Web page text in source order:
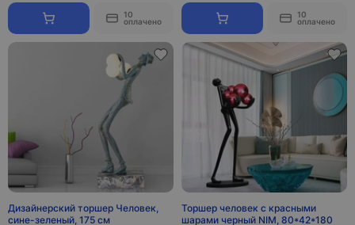
10
оплачено
10
оплачено
Дизайнерский торшер Человек,
сине-зеленый, 175 см
Торшер человек с красными
шарами черный NIM, 80*42*180